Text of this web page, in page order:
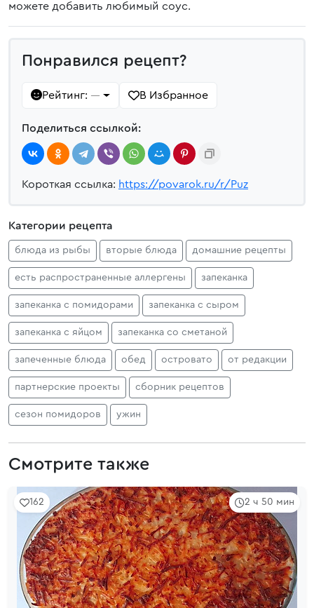
можете добавить любимый соус.
Понравился рецепт?
Рейтинг: — В Избранное
Поделиться ссылкой:
Короткая ссылка: https://povarok.ru/r/Puz
Категории рецепта
блюда из рыбы вторые блюда домашние рецепты
есть распространенные аллергены запеканка
запеканка с помидорами запеканка с сыром
запеканка с яйцом запеканка со сметаной
запеченные блюда обед островато от редакции
партнерские проекты сборник рецептов
сезон помидоров ужин
Смотрите также
2 ч 50 мин
162